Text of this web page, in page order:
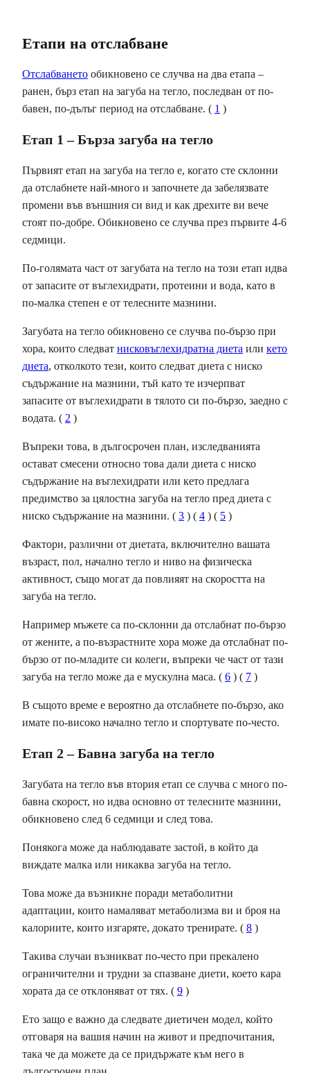
Етапи на отслабване
Отслабването обикновено се случва на два етапа –
ранен, бърз етап на загуба на тегло, последван от по-
бавен, по-дълъг период на отслабване. ( 1 )
Етап 1 – Бърза загуба на тегло
Първият етап на загуба на тегло е, когато сте склонни
да отслабнете най-много и започнете да забелязвате
промени във външния си вид и как дрехите ви вече
стоят по-добре. Обикновено се случва през първите 4-6
седмици.
По-голямата част от загубата на тегло на този етап идва
от запасите от въглехидрати, протеини и вода, като в
по-малка степен е от телесните мазнини.
Загубата на тегло обикновено се случва по-бързо при
хора, които следват нисковъглехидратна диета или кето
диета, отколкото тези, които следват диета с ниско
съдържание на мазнини, тъй като те изчерпват
запасите от въглехидрати в тялото си по-бързо, заедно с
водата. ( 2 )
Въпреки това, в дългосрочен план, изследванията
остават смесени относно това дали диета с ниско
съдържание на въглехидрати или кето предлага
предимство за цялостна загуба на тегло пред диета с
ниско съдържание на мазнини. ( 3 ) ( 4 ) ( 5 )
Фактори, различни от диетата, включително вашата
възраст, пол, начално тегло и ниво на физическа
активност, също могат да повлияят на скоростта на
загуба на тегло.
Например мъжете са по-склонни да отслабнат по-бързо
от жените, а по-възрастните хора може да отслабнат по-
бързо от по-младите си колеги, въпреки че част от тази
загуба на тегло може да е мускулна маса. ( 6 ) ( 7 )
В същото време е вероятно да отслабнете по-бързо, ако
имате по-високо начално тегло и спортувате по-често.
Етап 2 – Бавна загуба на тегло
Загубата на тегло във втория етап се случва с много по-
бавна скорост, но идва основно от телесните мазнини,
обикновено след 6 седмици и след това.
Понякога може да наблюдавате застой, в който да
виждате малка или никаква загуба на тегло.
Това може да възникне поради метаболитни
адаптации, които намаляват метаболизма ви и броя на
калориите, които изгаряте, докато тренирате. ( 8 )
Такива случаи възникват по-често при прекалено
ограничителни и трудни за спазване диети, което кара
хората да се отклоняват от тях. ( 9 )
Ето защо е важно да следвате диетичен модел, който
отговаря на вашия начин на живот и предпочитания,
така че да можете да се придържате към него в